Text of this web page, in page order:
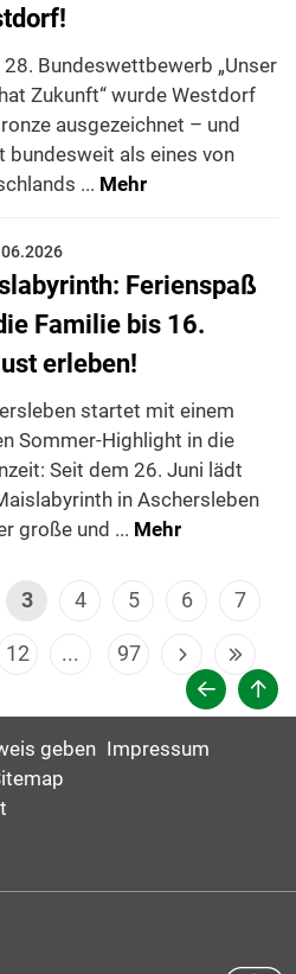
28. Bundeswettbewerb „Unser
Zukunft“ wurde Westdorf
ausgezeichnet – und
bundesweit als eines von
... Mehr
Ferienspaß
Familie bis 16.
erleben!
startet mit einem
Sommer-Highlight in die
Seit dem 26. Juni lädt
in Aschersleben
große und ... Mehr
3 4 5 6 7
12 ... 97
geben Impressum